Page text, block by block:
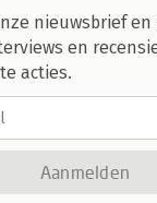
nieuwsbrief
en
acties.
Aanmelden